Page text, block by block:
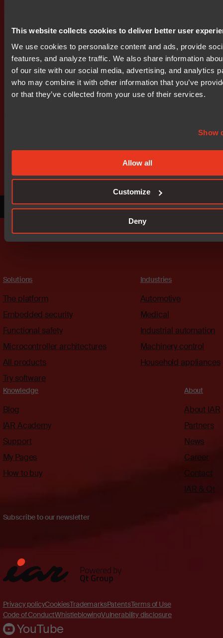
This website collects cookies to deliver better user
We use cookies to personalize content and ads, provide
features, and analyze traffic. We also share information
of our site with our social media, advertising, and analytics
who may combine it with other information that you’ve
or that they’ve collected from your use of their services.
Show
Allow all
Customize
Deny
Prenumerera på IR nyheter
Our worldwide sales team is here
to guide you.
Connect with an expert
Solutions
The platform
Embedded security
Functional safety
Microcontroller architectures
All products
Try software
Industries
Automotive
Medical
Industrial automation
Machinery control
Household appliances
Knowledge
Blog
IAR Academy
Support
My Pages
How to buy
About
About IAR
Partners
News
Career
Contact
IAR & Qt
Subscribe to our newsletter
Privacy policyCookiesTrademarksPatentsTerms of Use
Code of ConductWhistleblowingVulnerability disclosure
YouTube